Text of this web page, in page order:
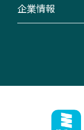
伊勢二見鳥羽周
「みえブルー
神都ライナー
ミジュマルの
桑名・長島温泉
（休止中）
お客様駐車場
アイコンの説明
美し国周遊ばす
自家用自動車車
ザ・バスコレ
三重交通公式グ
企業情報
ファンコーナー